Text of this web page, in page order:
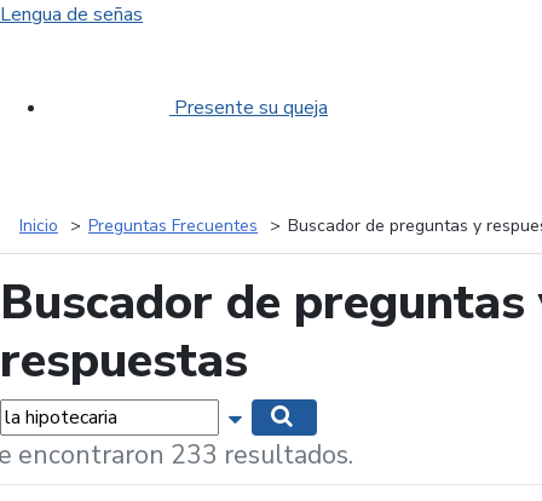
Lengua de señas
Presente su queja
Inicio Preguntas Frecuentes Buscador de preguntas y
Buscador de preguntas
respuestas
Mostrar opciones de búsqueda
encontraron 233 resultados.